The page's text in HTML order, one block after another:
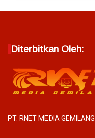
Diterbitkan Oleh:
PT. RNET MEDIA GEMILANG